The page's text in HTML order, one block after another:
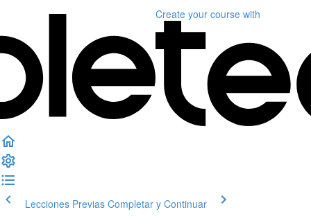
Create your course with
Lecciones Previas Completar y Continuar